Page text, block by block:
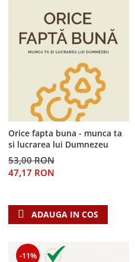
Orice fapta buna - munca ta
si lucrarea lui Dumnezeu
53,00 RON
47,17 RON
ADAUGA IN COS
-11%